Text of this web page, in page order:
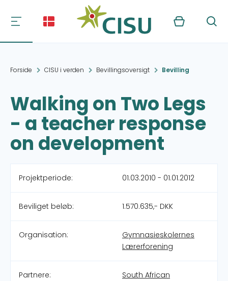
Kurv Søg
Forside CISU i verden Bevillingsoversigt Bevilling
Walking on Two Legs
- a teacher response
on development
Projektperiode: 01.03.2010 - 01.01.2012
Beviliget beløb: 1.570.635,- DKK
Organisation:
Gymnasieskolernes
Lærerforening
Partnere:
South African